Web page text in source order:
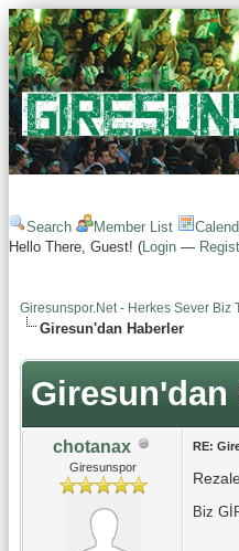
Search Member List
Hello There, Guest! (Login —
Giresunspor.Net - Herkes Sever Biz
Giresun'dan Haberler
Giresun'dan
chotanax
Giresunspor
RE:
Biz